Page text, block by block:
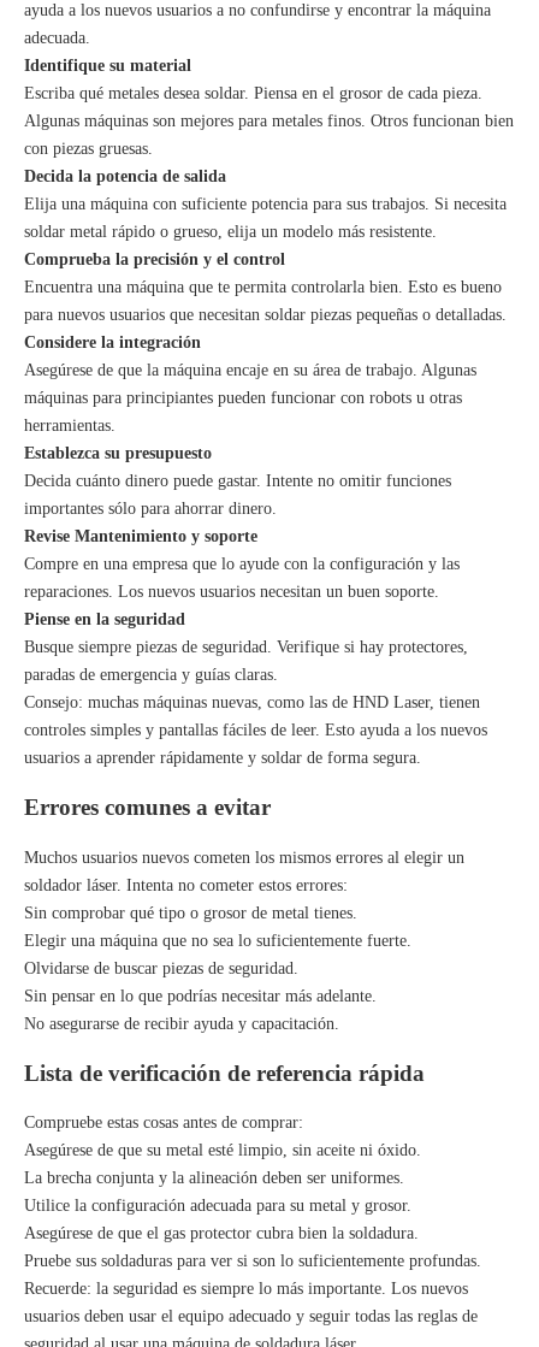
ayuda a los nuevos usuarios a no confundirse y encontrar la máquina
adecuada.
Identifique su material
Escriba qué metales desea soldar. Piensa en el grosor de cada pieza.
Algunas máquinas son mejores para metales finos. Otros funcionan bien
con piezas gruesas.
Decida la potencia de salida
Elija una máquina con suficiente potencia para sus trabajos. Si necesita
soldar metal rápido o grueso, elija un modelo más resistente.
Comprueba la precisión y el control
Encuentra una máquina que te permita controlarla bien. Esto es bueno
para nuevos usuarios que necesitan soldar piezas pequeñas o detalladas.
Considere la integración
Asegúrese de que la máquina encaje en su área de trabajo. Algunas
máquinas para principiantes pueden funcionar con robots u otras
herramientas.
Establezca su presupuesto
Decida cuánto dinero puede gastar. Intente no omitir funciones
importantes sólo para ahorrar dinero.
Revise Mantenimiento y soporte
Compre en una empresa que lo ayude con la configuración y las
reparaciones. Los nuevos usuarios necesitan un buen soporte.
Piense en la seguridad
Busque siempre piezas de seguridad. Verifique si hay protectores,
paradas de emergencia y guías claras.
Consejo: muchas máquinas nuevas, como las de HND Laser, tienen
controles simples y pantallas fáciles de leer. Esto ayuda a los nuevos
usuarios a aprender rápidamente y soldar de forma segura.
Errores comunes a evitar
Muchos usuarios nuevos cometen los mismos errores al elegir un
soldador láser. Intenta no cometer estos errores:
Sin comprobar qué tipo o grosor de metal tienes.
Elegir una máquina que no sea lo suficientemente fuerte.
Olvidarse de buscar piezas de seguridad.
Sin pensar en lo que podrías necesitar más adelante.
No asegurarse de recibir ayuda y capacitación.
Lista de verificación de referencia rápida
Compruebe estas cosas antes de comprar:
Asegúrese de que su metal esté limpio, sin aceite ni óxido.
La brecha conjunta y la alineación deben ser uniformes.
Utilice la configuración adecuada para su metal y grosor.
Asegúrese de que el gas protector cubra bien la soldadura.
Pruebe sus soldaduras para ver si son lo suficientemente profundas.
Recuerde: la seguridad es siempre lo más importante. Los nuevos
usuarios deben usar el equipo adecuado y seguir todas las reglas de